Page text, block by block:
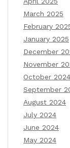
March 2025
February
January 2025
December
November
October 2024
September
August 2024
July 2024
June 2024
May 2024